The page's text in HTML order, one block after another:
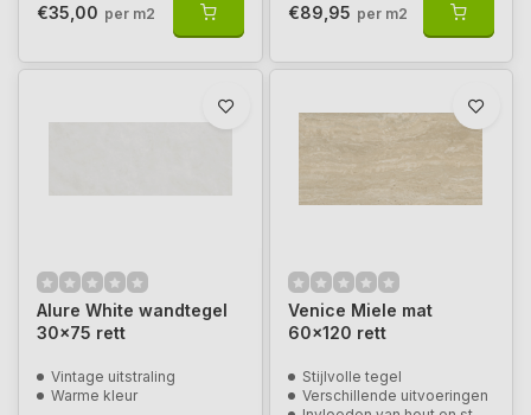
€35,00 per m2 €89,95 per m2
Alure White wandtegel
30x75 rett
Vintage uitstraling
Warme kleur
Venice Miele mat
60x120 rett
Stijlvolle tegel
Verschillende uitvoeringen